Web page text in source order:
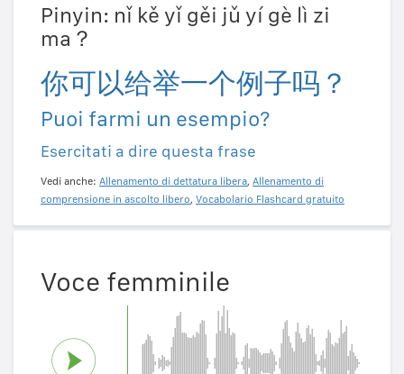
Pinyin: nǐ kě yǐ gěi jǔ yí gè lì zi
ma？
你可以给举一个例子吗？
Puoi farmi un esempio?
Esercitati a dire questa frase
Vedi anche: Allenamento di dettatura libera, Allenamento di
comprensione in ascolto libero, Vocabolario Flashcard gratuito
Voce femminile